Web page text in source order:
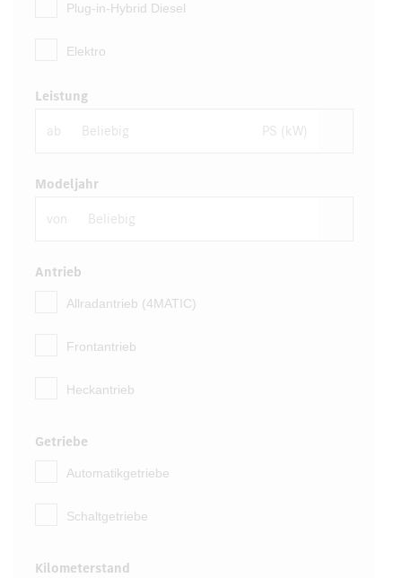
Plug-in-Hybrid Diesel
Elektro
Leistung
ab PS (kW)
Modeljahr
von
Antrieb
Allradantrieb (4MATIC)
Frontantrieb
Heckantrieb
Getriebe
Automatikgetriebe
Schaltgetriebe
Kilometerstand